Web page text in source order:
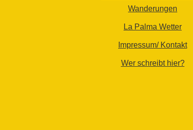
Wanderungen
La Palma Wetter
Impressum/ Kontakt
Wer schreibt hier?